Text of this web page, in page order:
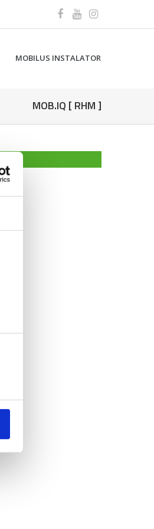
MOBILUS INSTALATOR
MOB.IQ [ RHM ]